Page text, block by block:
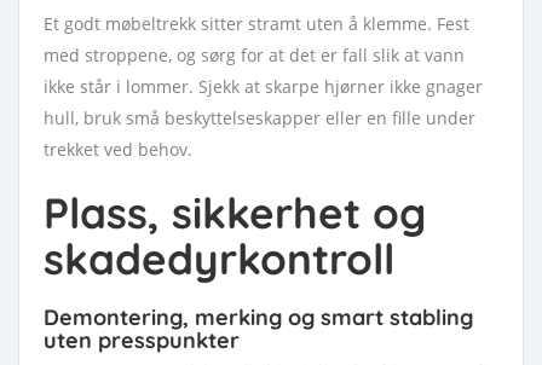
Et godt møbeltrekk sitter stramt uten å klemme. Fest
med stroppene, og sørg for at det er fall slik at vann
ikke står i lommer. Sjekk at skarpe hjørner ikke gnager
hull, bruk små beskyttelseskapper eller en fille under
trekket ved behov.
Plass, sikkerhet og
skadedyrkontroll
Demontering, merking og smart stabling
uten presspunkter